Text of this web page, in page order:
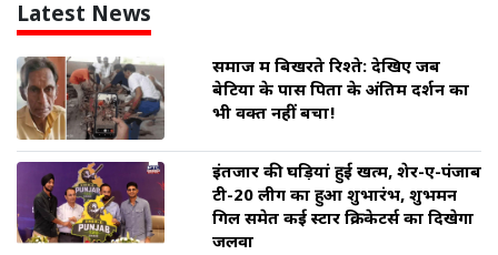
Latest News
समाज में बिखरते रिश्ते: देखिए जब
बेटियों के पास पिता के अंतिम दर्शन का
भी वक्त नहीं बचा!
इंतजार की घड़ियां हुई खत्म, शेर-ए-पंजाब
टी-20 लीग का हुआ शुभारंभ, शुभमन
गिल समेत कई स्टार क्रिकेटर्स का दिखेगा
जलवा